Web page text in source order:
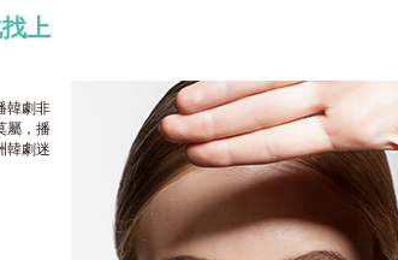
上
韓劇非
屬，播
韓劇迷